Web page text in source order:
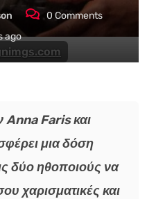
0 Comments
ago
Anna Faris και
μια δόση
δύο ηθοποιούς να
χαρισματικές και